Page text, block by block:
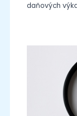
daňových